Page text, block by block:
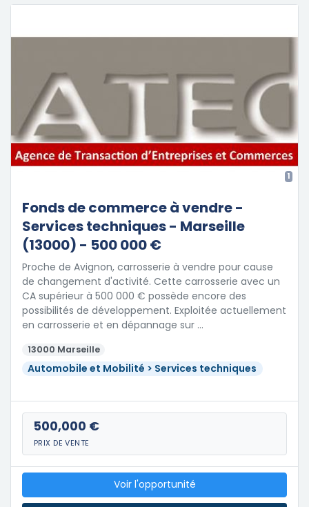
1
Fonds de commerce à vendre -
Services techniques - Marseille
(13000) - 500 000 €
Proche de Avignon, carrosserie à vendre pour cause
de changement d'activité. Cette carrosserie avec un
CA supérieur à 500 000 € possède encore des
possibilités de développement. Exploitée actuellement
en carrosserie et en dépannage sur …
13000 Marseille
Automobile et Mobilité > Services techniques
500,000 €
PRIX DE VENTE
Voir l'opportunité